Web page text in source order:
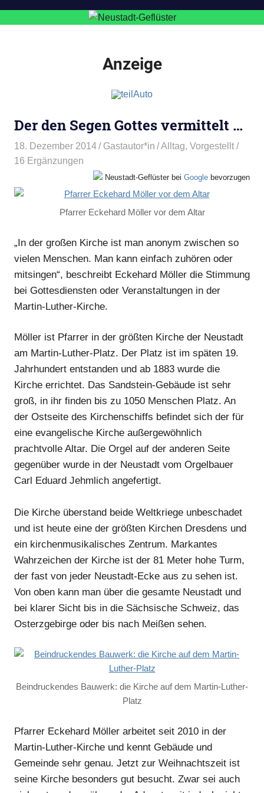
Anzeige
Der den Segen Gottes vermittelt …
18. Dezember 2014 Gastautor*in Alltag,Vorgestellt /
16 Ergänzungen
Neustadt-Geflüster bei Google bevorzugen
Pfarrer Eckehard Möller vor dem Altar
„In der großen Kirche ist man anonym zwischen so
vielen Menschen. Man kann einfach zuhören oder
mitsingen“, beschreibt Eckehard Möller die Stimmung
bei Gottesdiensten oder Veranstaltungen in der
Martin-Luther-Kirche.
Möller ist Pfarrer in der größten Kirche der Neustadt
am Martin-Luther-Platz. Der Platz ist im späten 19.
Jahrhundert entstanden und ab 1883 wurde die
Kirche errichtet. Das Sandstein-Gebäude ist sehr
groß, in ihr finden bis zu 1050 Menschen Platz. An
der Ostseite des Kirchenschiffs befindet sich der für
eine evangelische Kirche außergewöhnlich
prachtvolle Altar. Die Orgel auf der anderen Seite
gegenüber wurde in der Neustadt vom Orgelbauer
Carl Eduard Jehmlich angefertigt.
Die Kirche überstand beide Weltkriege unbeschadet
und ist heute eine der größten Kirchen Dresdens und
ein kirchenmusikalisches Zentrum. Markantes
Wahrzeichen der Kirche ist der 81 Meter hohe Turm,
der fast von jeder Neustadt-Ecke aus zu sehen ist.
Von oben kann man über die gesamte Neustadt und
bei klarer Sicht bis in die Sächsische Schweiz, das
Osterzgebirge oder bis nach Meißen sehen.
Beindruckendes Bauwerk: die Kirche auf dem Martin-Luther-
Platz
Pfarrer Eckehard Möller arbeitet seit 2010 in der
Martin-Luther-Kirche und kennt Gebäude und
Gemeinde sehr genau. Jetzt zur Weihnachtszeit ist
seine Kirche besonders gut besucht. Zwar sei auch